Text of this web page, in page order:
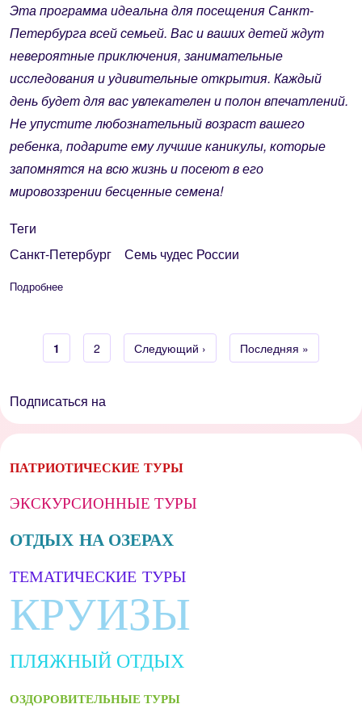
Эта программа идеальна для посещения Санкт-
Петербурга всей семьей. Вас и ваших детей ждут
невероятные приключения, занимательные
исследования и удивительные открытия. Каждый
день будет для вас увлекателен и полон впечатлений.
Не упустите любознательный возраст вашего
ребенка, подарите ему лучшие каникулы, которые
запомнятся на всю жизнь и посеют в его
мировоззрении бесценные семена!
Теги
Санкт-Петербург
Семь чудес России
Подробнее
Нумерация страниц
Текущая страница
1 Страница
2 Следующая страница
Следующий › Последняя страница
Последняя »
Подписаться на
ПАТРИОТИЧЕСКИЕ ТУРЫ
ЭКСКУРСИОННЫЕ ТУРЫ
ОТДЫХ НА ОЗЕРАХ
ТЕМАТИЧЕСКИЕ ТУРЫ
КРУИЗЫ
ПЛЯЖНЫЙ ОТДЫХ
ОЗДОРОВИТЕЛЬНЫЕ ТУРЫ